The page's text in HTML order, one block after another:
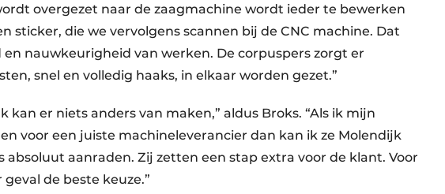
overgezet naar de zaagmachine wordt ieder te bewerken
sticker, die we vervolgens scannen bij de CNC machine. Dat
nauwkeurigheid van werken. De corpuspers zorgt er
snel en volledig haaks, in elkaar worden gezet.”
kan er niets anders van maken,” aldus Broks. “Als ik mijn
voor een juiste machineleverancier dan kan ik ze Molendijk
aanraden. Zij zetten een stap extra voor de klant. Voor
de beste keuze.”